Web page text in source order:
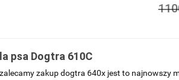
psa Dogtra 610C
zakup dogtra 640x jest to najnowszy